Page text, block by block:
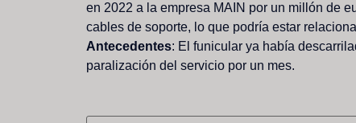
en 2022 a la empresa MAIN por un millón de
cables de soporte, lo que podría estar
Antecedentes: El funicular ya había
paralización del servicio por un mes.